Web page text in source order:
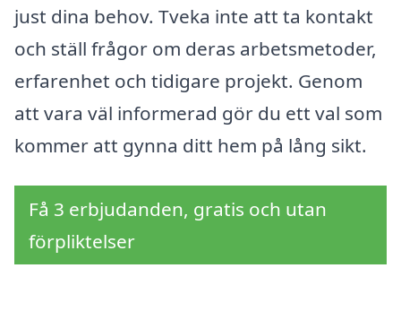
just dina behov. Tveka inte att ta kontakt
och ställ frågor om deras arbetsmetoder,
erfarenhet och tidigare projekt. Genom
att vara väl informerad gör du ett val som
kommer att gynna ditt hem på lång sikt.
Få 3 erbjudanden, gratis och utan
förpliktelser